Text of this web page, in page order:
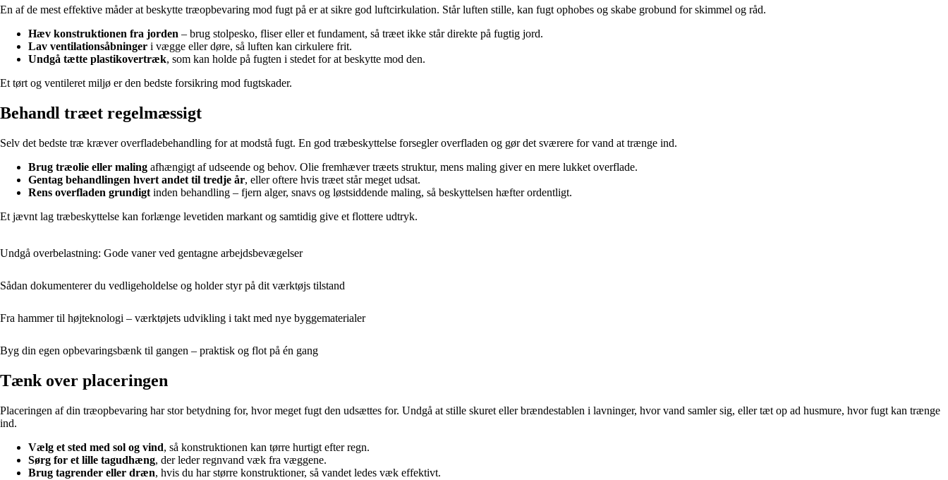
En af de mest effektive måder at beskytte træopbevaring mod fugt på er at sikre god luftcirkulation. Står luften stille, kan fugt ophobes og skabe grobund for skimmel og råd.
Hæv konstruktionen fra jorden – brug stolpesko, fliser eller et fundament, så træet ikke står direkte på fugtig jord.
Lav ventilationsåbninger i vægge eller døre, så luften kan cirkulere frit.
Undgå tætte plastikovertræk, som kan holde på fugten i stedet for at beskytte mod den.
Et tørt og ventileret miljø er den bedste forsikring mod fugtskader.
Behandl træet regelmæssigt
Selv det bedste træ kræver overfladebehandling for at modstå fugt. En god træbeskyttelse forsegler overfladen og gør det sværere for vand at trænge ind.
Brug træolie eller maling afhængigt af udseende og behov. Olie fremhæver træets struktur, mens maling giver en mere lukket overflade.
Gentag behandlingen hvert andet til tredje år, eller oftere hvis træet står meget udsat.
Rens overfladen grundigt inden behandling – fjern alger, snavs og løstsiddende maling, så beskyttelsen hæfter ordentligt.
Et jævnt lag træbeskyttelse kan forlænge levetiden markant og samtidig give et flottere udtryk.
Undgå overbelastning: Gode vaner ved gentagne arbejdsbevægelser
Sådan dokumenterer du vedligeholdelse og holder styr på dit værktøjs tilstand
Fra hammer til højteknologi – værktøjets udvikling i takt med nye byggematerialer
Byg din egen opbevaringsbænk til gangen – praktisk og flot på én gang
Tænk over placeringen
Placeringen af din træopbevaring har stor betydning for, hvor meget fugt den udsættes for. Undgå at stille skuret eller brændestablen i lavninger, hvor vand samler sig, eller tæt op ad husmure, hvor fugt kan trænge
ind.
Vælg et sted med sol og vind, så konstruktionen kan tørre hurtigt efter regn.
Sørg for et lille tagudhæng, der leder regnvand væk fra væggene.
Brug tagrender eller dræn, hvis du har større konstruktioner, så vandet ledes væk effektivt.